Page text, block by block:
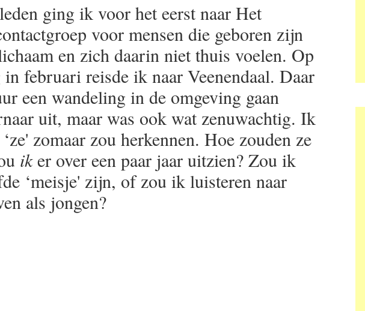
ging ik voor het eerst naar Het
voor mensen die geboren zijn
en zich daarin niet thuis voelen. Op
in februari reisde ik naar Veenendaal. Daar
een wandeling in de omgeving gaan
uit, maar was ook wat zenuwachtig. Ik
zomaar zou herkennen. Hoe zouden ze
iker over een paar jaar uitzien? Zou ik
‘meisje' zijn, of zou ik luisteren naar
als jongen?